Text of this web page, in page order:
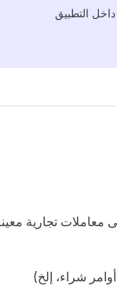
التطبيق
معاملات تجارية
شراء، إلخ)